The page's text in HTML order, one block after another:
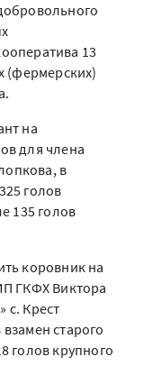
13
(фермерских)
на
для члена
в
голов
135 голов
коровник на
ГКФХ Виктора
с. Крест
старого
голов крупного